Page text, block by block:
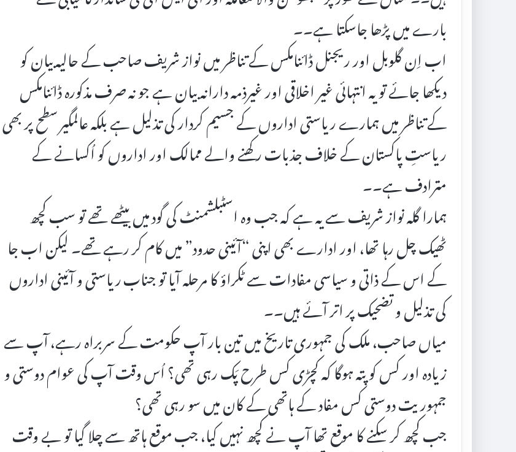
بارے میں پڑھا جاسکتا ہے۔۔
اب اِن گلوبل اور ریجنل ڈائنامکس کے تناظر میں نواز شریف صاحب کے حالیہ بیان کو
دیکھا جائے تو یہ انتہائی غیر اخلاقی اور غیرذمہ دارانہ بیان ہے جو نہ صرف مذکورہ ڈائنامکس
کے تناظر میں ہمارے ریاستی اداروں کے جسیم کردار کی تذلیل ہے بلکہ عالمگیر سطح پر بھی
ریاستِ پاکستان کے خلاف جذبات رکھنے والے ممالک اور اداروں کو اُکسانے کے
مترادف ہے۔۔
ہمارا گلہ نواز شریف سے یہ ہے کہ جب وہ اسٹبلشمنٹ کی گود میں بیٹھے تھے تو سب کچھ
ٹھیک چل رہا تھا، اور ادارے بھی اپنی “آئینی حدود” میں کام کر رہے تھے۔ لیکن اب جا
کے اس کے ذاتی و سیاسی مفادات سے ٹکراؤ کا مرحلہ آیا تو جناب ریاستی و آئینی اداروں
کی تذلیل و تضحیک پر اتر آئے ہیں۔۔
میاں صاحب، ملک کی جمہوری تاریخ میں تین بار آپ حکومت کے سربراہ رہے، آپ سے
زیادہ اور کس کو پتہ ہوگا کہ کچڑی کس طرح پَک رہی تھی؟ اُس وقت آپ کی عوام دوستی و
جمہوریت دوستی کس مفاد کے ہاتھی کے کان میں سو رہی تھی؟
جب کچھ کر سکنے کا موقع تھا آپ نے کچھ نہیں کیا، جب موقع ہاتھ سے چلا گیا تو بے وقت